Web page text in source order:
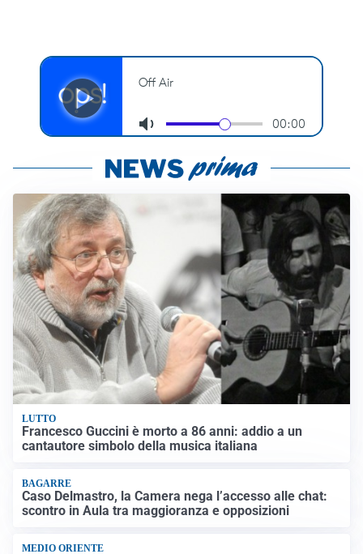
LUTTO
Francesco Guccini è morto a 86 anni: addio a un
cantautore simbolo della musica italiana
BAGARRE
Caso Delmastro, la Camera nega l’accesso alle chat:
scontro in Aula tra maggioranza e opposizioni
MEDIO ORIENTE